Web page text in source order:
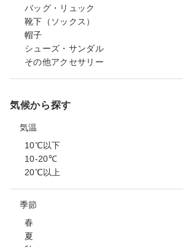
バッグ・リュック
靴下（ソックス）
帽子
シューズ・サンダル
その他アクセサリー
気候から探す
気温
10℃以下
10-20℃
20℃以上
季節
春
夏